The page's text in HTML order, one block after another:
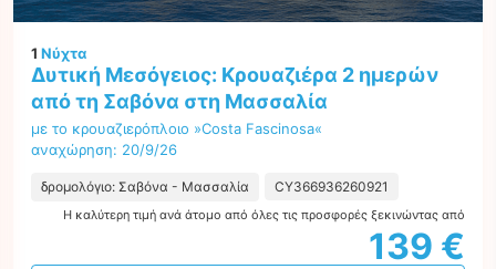
1 Νύχτα
Δυτική Μεσόγειος: Κρουαζιέρα 2 ημερών
από τη Σαβόνα στη Μασσαλία
με το κρουαζιερόπλοιο »Costa Fascinosa«
αναχώρηση: 20/9/26
δρομολόγιο: Σαβόνα - Μασσαλία CY366936260921
Η καλύτερη τιμή ανά άτομο από όλες τις προσφορές ξεκινώντας από
139 €